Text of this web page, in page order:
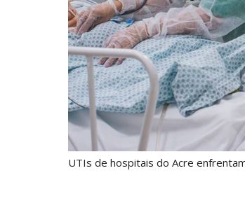
UTIs de hospitais do Acre